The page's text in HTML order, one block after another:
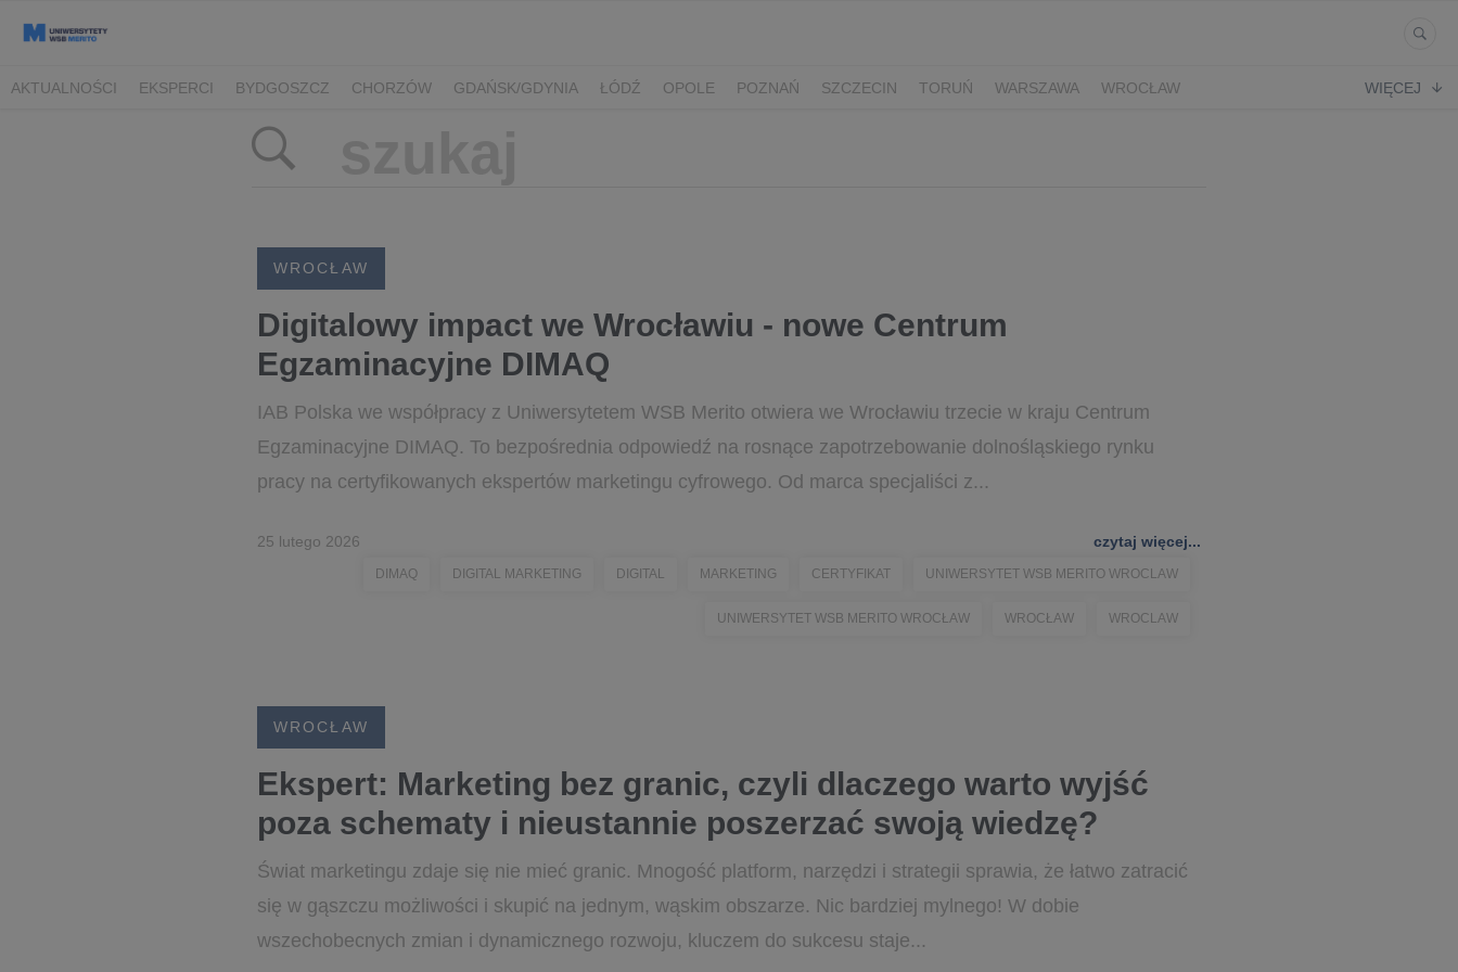
AKTUALNOŚCI EKSPERCI BYDGOSZCZ CHORZÓW GDAŃSK/GDYNIA ŁÓDŹ OPOLE POZNAŃ SZCZECIN TORUŃ WARSZAWA
WROCŁAW
WIĘCEJ
WROCŁAW
Digitalowy impact we Wrocławiu - nowe Centrum
Egzaminacyjne DIMAQ
IAB Polska we współpracy z Uniwersytetem WSB Merito otwiera we Wrocławiu trzecie w kraju Centrum
Egzaminacyjne DIMAQ. To bezpośrednia odpowiedź na rosnące zapotrzebowanie dolnośląskiego rynku
pracy na certyfikowanych ekspertów marketingu cyfrowego. Od marca specjaliści z...
25 lutego 2026 czytaj więcej...
DIMAQ DIGITAL MARKETING DIGITAL MARKETING CERTYFIKAT UNIWERSYTET WSB MERITO WROCLAW
UNIWERSYTET WSB MERITO WROCŁAW WROCŁAW WROCLAW
WROCŁAW
Ekspert: Marketing bez granic, czyli dlaczego warto wyjść
poza schematy i nieustannie poszerzać swoją wiedzę?
Świat marketingu zdaje się nie mieć granic. Mnogość platform, narzędzi i strategii sprawia, że łatwo zatracić
się w gąszczu możliwości i skupić na jednym, wąskim obszarze. Nic bardziej mylnego! W dobie
wszechobecnych zmian i dynamicznego rozwoju, kluczem do sukcesu staje...